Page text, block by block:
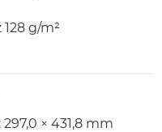
g/m²
× 431,8 mm